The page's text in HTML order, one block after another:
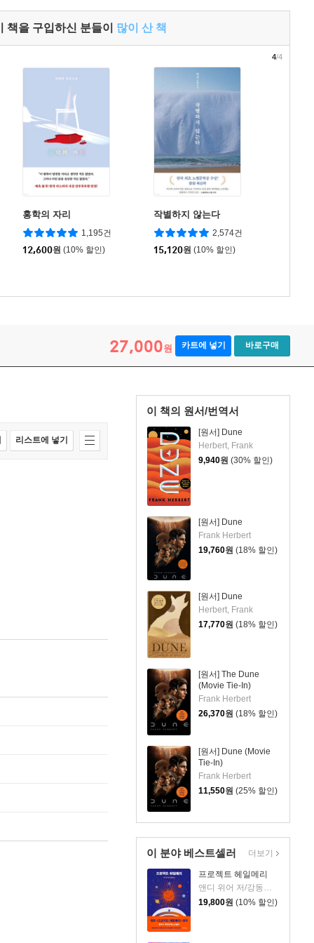
책을 구입하신 분들이 많이 산 책
홍학의 자리
1,195건
12,600원 (10% 할인)
작별하지 않는다
2,574건
15,120원 (10% 할인)
4/4
27,000원 카트에 넣기 바로구매
이 책의 원서/번역서
[원서] Dune
Herbert, Frank
9,940원 (30% 할인)
[원서] Dune
Frank Herbert
19,760원 (18% 할인)
[원서] Dune
Herbert, Frank
17,770원 (18% 할인)
[원서] The Dune
(Movie Tie-In)
Frank Herbert
26,370원 (18% 할인)
[원서] Dune (Movie
Tie-In)
Frank Herbert
11,550원 (25% 할인)
이 분야 베스트셀러
프로젝트 헤일메리
앤디 위어 저/강동혁 역
19,800원 (10% 할인)
더보기
리스트에 넣기